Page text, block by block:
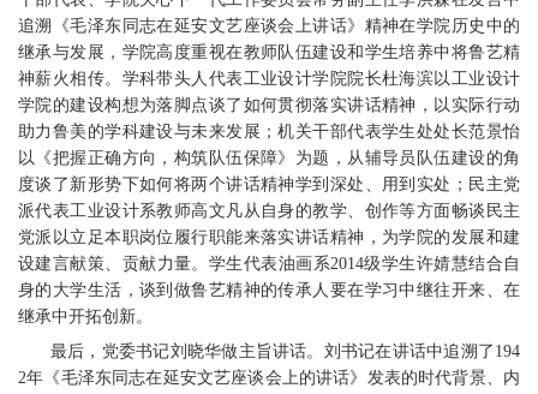
追溯《毛泽东同志在延安文艺座谈会上讲话》精神在学院历史中的
继承与发展，学院高度重视在教师队伍建设和学生培养中将鲁艺精
神薪火相传。学科带头人代表工业设计学院院长杜海滨以工业设计
学院的建设构想为落脚点谈了如何贯彻落实讲话精神，以实际行动
助力鲁美的学科建设与未来发展；机关干部代表学生处处长范景怡
以《把握正确方向，构筑队伍保障》为题，从辅导员队伍建设的角
度谈了新形势下如何将两个讲话精神学到深处、用到实处；民主党
派代表工业设计系教师高文凡从自身的教学、创作等方面畅谈民主
党派以立足本职岗位履行职能来落实讲话精神，为学院的发展和建
设建言献策、贡献力量。学生代表油画系2014级学生许婧慧结合自
身的大学生活，谈到做鲁艺精神的传承人要在学习中继往开来、在
继承中开拓创新。
最后，党委书记刘晓华做主旨讲话。刘书记在讲话中追溯了194
2年《毛泽东同志在延安文艺座谈会上的讲话》发表的时代背景、内